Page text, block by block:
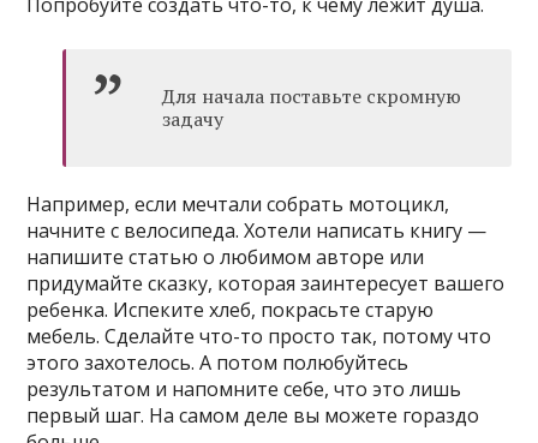
Для начала поставьте скромную
задачу
Например, если мечтали собрать мотоцикл,
начните с велосипеда. Хотели написать книгу —
напишите статью о любимом авторе или
придумайте сказку, которая заинтересует вашего
ребенка. Испеките хлеб, покрасьте старую
мебель. Сделайте что-то просто так, потому что
этого захотелось. А потом полюбуйтесь
результатом и напомните себе, что это лишь
первый шаг. На самом деле вы можете гораздо